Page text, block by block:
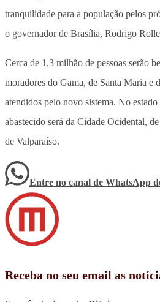
tranquilidade para a população pelos
o governador de Brasília, Rodrigo
Cerca de 1,3 milhão de pessoas serão
moradores do Gama, de Santa Maria e
atendidos pelo novo sistema. No
abastecido será da Cidade Ocidental,
de Valparaíso.
Entre no canal de WhatsApp
Receba no seu email as